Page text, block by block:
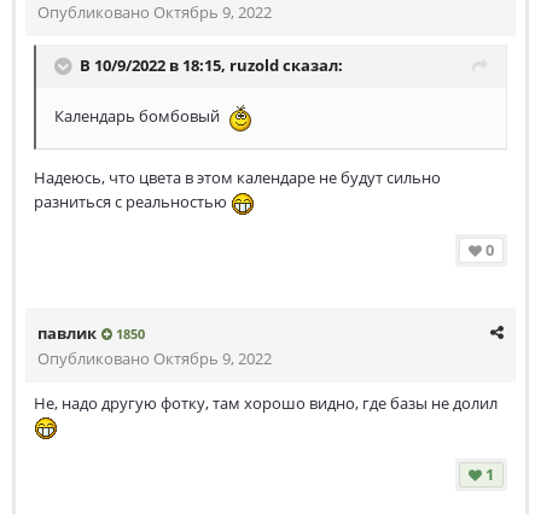
Опубликовано Октябрь 9, 2022
В 10/9/2022 в 18:15, ruzoldсказал:
Календарь бомбовый
Надеюсь, что цвета в этом календаре не будут сильно
разниться с реальностью
0
павлик 1850
Опубликовано Октябрь 9, 2022
Не, надо другую фотку, там хорошо видно, где базы не долил
1